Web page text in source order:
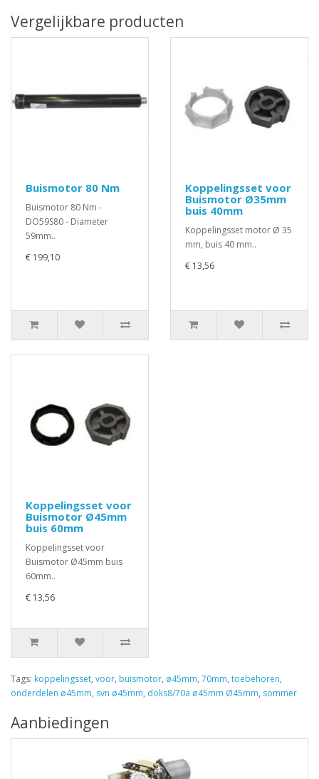
Vergelijkbare producten
Buismotor 80 Nm
Buismotor 80 Nm -
DO59S80 - Diameter
59mm..
€ 199,10
Koppelingsset voor
Buismotor Ø35mm
buis 40mm
Koppelingsset motor Ø 35
mm, buis 40 mm..
€ 13,56
Koppelingsset voor
Buismotor Ø45mm
buis 60mm
Koppelingsset voor
Buismotor Ø45mm buis
60mm..
€ 13,56
Tags: koppelingsset, voor, buismotor, ø45mm, 70mm, toebehoren,
onderdelen ø45mm, svn ø45mm, doks8/70a ø45mm Ø45mm, sommer
Aanbiedingen